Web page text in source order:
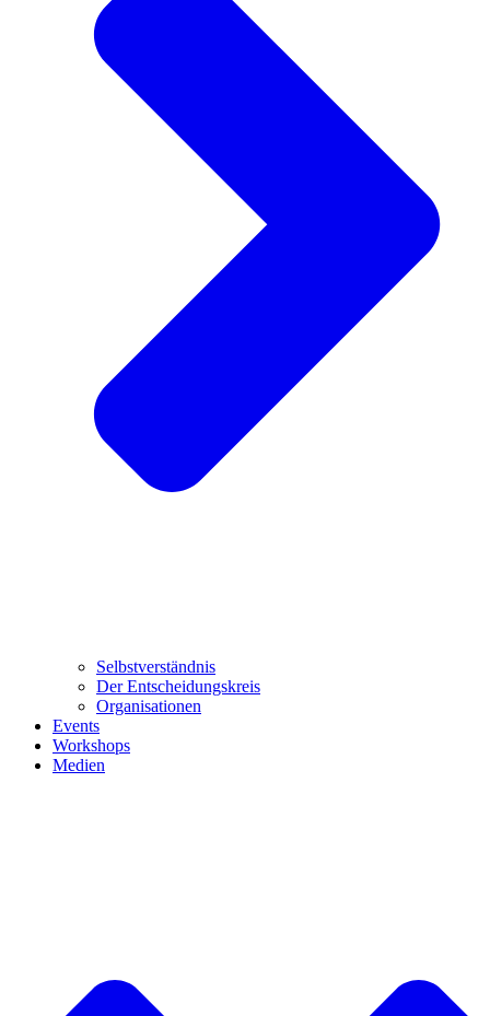
Selbstverständnis
Der Entscheidungskreis
Organisationen
Events
Workshops
Medien